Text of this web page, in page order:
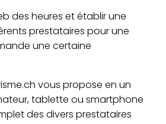
des heures et établir une
prestataires pour une
une certaine
vous propose en un
tablette ou smartphone
des divers prestataires